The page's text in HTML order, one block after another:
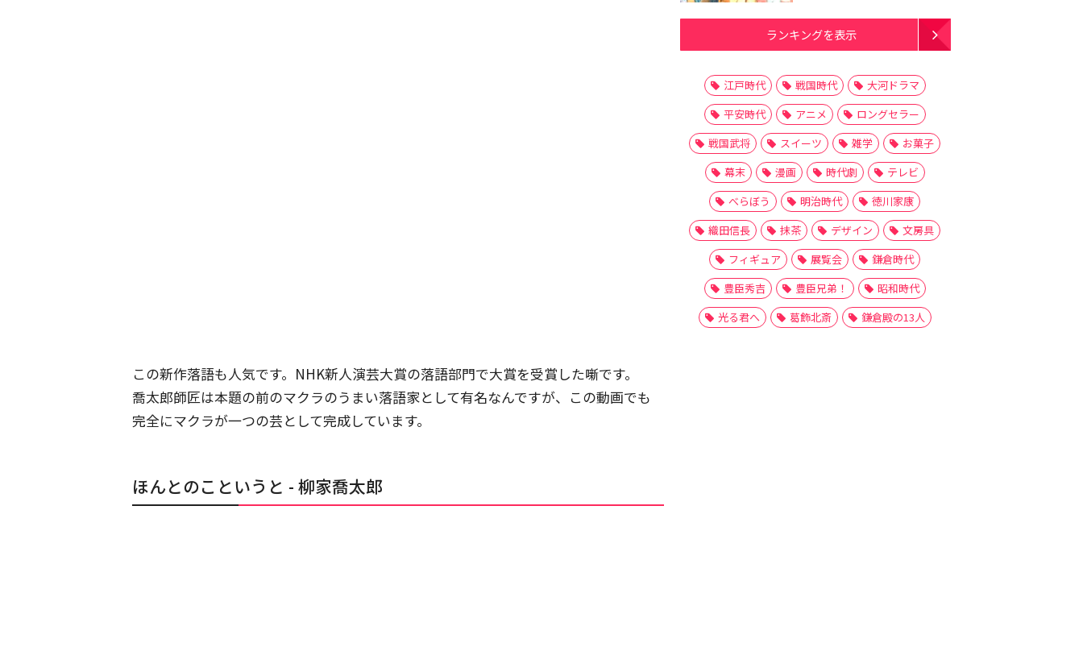
この新作落語も人気です。NHK新人演芸大賞の落語部門で大賞を受賞した噺です。
喬太郎師匠は本題の前のマクラのうまい落語家として有名なんですが、この動画でも
完全にマクラが一つの芸として完成しています。
ほんとのこというと - 柳家喬太郎
ランキングを表示
江戸時代 戦国時代
大河ドラマ
平安時代
アニメ
ロングセラー
戦国武将
スイーツ 雑学
お菓子
幕末
漫画 時代劇
テレビ
べらぼう
明治時代
徳川家康
織田信長
抹茶 デザイン
文房具
フィギュア
展覧会
鎌倉時代
豊臣秀吉
豊臣兄弟！
昭和時代
光る君へ
葛飾北斎 鎌倉殿の13人